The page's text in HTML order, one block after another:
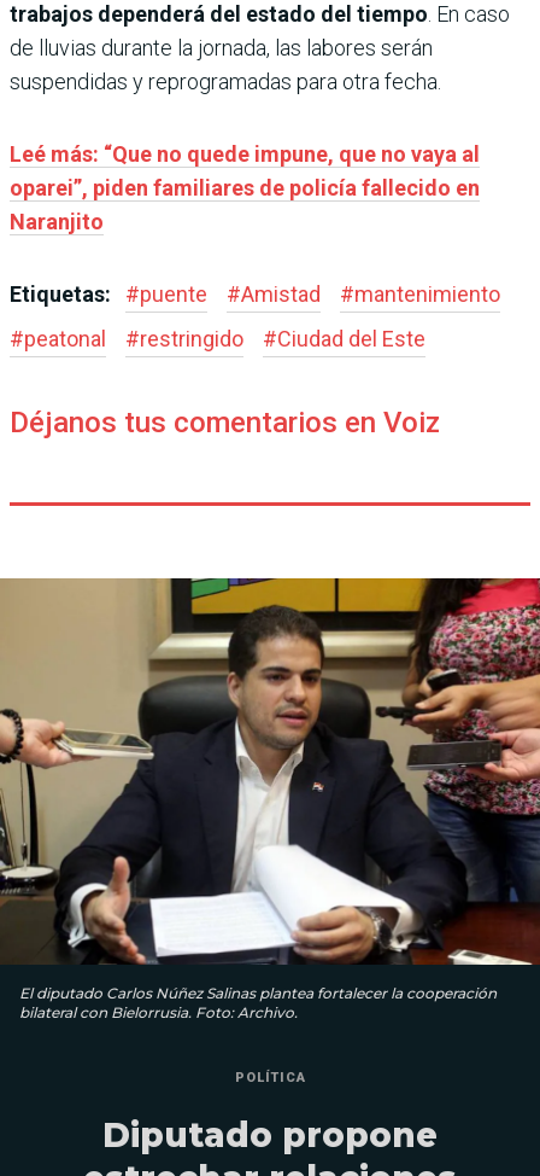
trabajos dependerá del estado del tiempo. En caso
de lluvias durante la jornada, las labores serán
suspendidas y reprogramadas para otra fecha.
Leé más: “Que no quede impune, que no vaya al
oparei”, piden familiares de policía fallecido en
Naranjito
Etiquetas: #puente #Amistad #mantenimiento
#peatonal #restringido #Ciudad del Este
Déjanos tus comentarios en Voiz
El diputado Carlos Núñez Salinas plantea fortalecer la cooperación
bilateral con Bielorrusia. Foto: Archivo.
POLÍTICA
Diputado propone